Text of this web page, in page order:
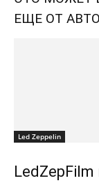
ЕЩЕ ОТ
Led Zeppelin